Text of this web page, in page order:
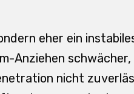
eher ein
Anziehen
nicht